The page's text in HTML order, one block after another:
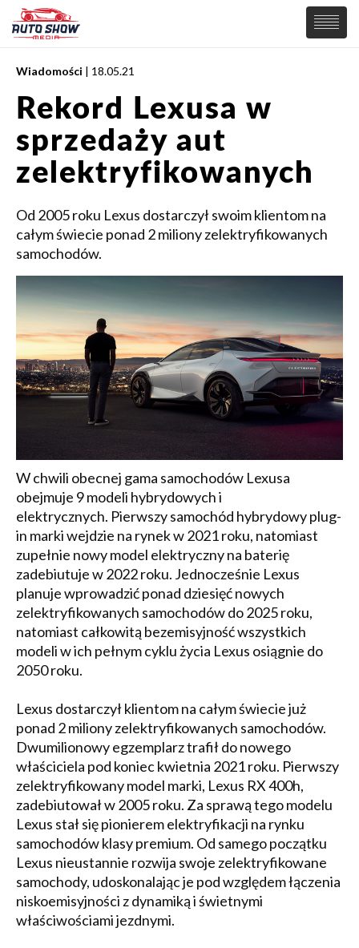
PREMIERY
SAMOCHODY
Wiadomości
Supersamochody
Samochody Koncepcyjne
Elektryczne
MOTORSPORT
Wiadomości | 18.05.21
Rekord Lexusa w
sprzedaży aut
zelektryfikowanych
Od 2005 roku Lexus dostarczył swoim klientom na
całym świecie ponad 2 miliony zelektryfikowanych
samochodów.
W chwili obecnej gama samochodów Lexusa
obejmuje 9 modeli hybrydowych i
elektrycznych. Pierwszy samochód hybrydowy plug-
in marki wejdzie na rynek w 2021 roku, natomiast
zupełnie nowy model elektryczny na baterię
zadebiutuje w 2022 roku. Jednocześnie Lexus
planuje wprowadzić ponad dziesięć nowych
zelektryfikowanych samochodów do 2025 roku,
natomiast całkowitą bezemisyjność wszystkich
modeli w ich pełnym cyklu życia Lexus osiągnie do
2050 roku.
Lexus dostarczył klientom na całym świecie już
ponad 2 miliony zelektryfikowanych samochodów.
Dwumilionowy egzemplarz trafił do nowego
właściciela pod koniec kwietnia 2021 roku. Pierwszy
zelektryfikowany model marki, Lexus RX 400h,
zadebiutował w 2005 roku. Za sprawą tego modelu
Lexus stał się pionierem elektryfikacji na rynku
samochodów klasy premium. Od samego początku
Lexus nieustannie rozwija swoje zelektryfikowane
samochody, udoskonalając je pod względem łączenia
niskoemisyjności z dynamiką i świetnymi
właściwościami jezdnymi.